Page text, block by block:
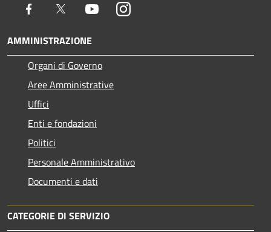
Facebook Twitter YoutubeInstagram
AMMINISTRAZIONE
Organi di Governo
Aree Amministrative
Uffici
Enti e fondazioni
Politici
Personale Amministrativo
Documenti e dati
CATEGORIE DI SERVIZIO